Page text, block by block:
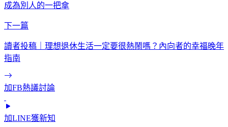
成為別人的一把傘
下一篇
讀者投稿｜理想退休生活一定要很熱鬧嗎？內向者的幸福晚年
指南
加FB熱議討論
加LINE獲新知